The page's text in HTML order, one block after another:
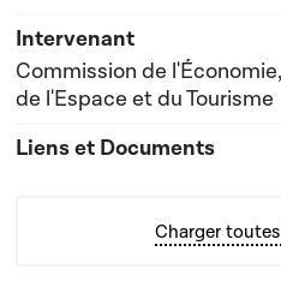
Commission de
de l'Espace et du Tourisme
Charger